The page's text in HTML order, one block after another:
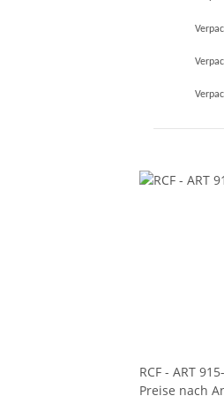
RCF - ART
Preise nach